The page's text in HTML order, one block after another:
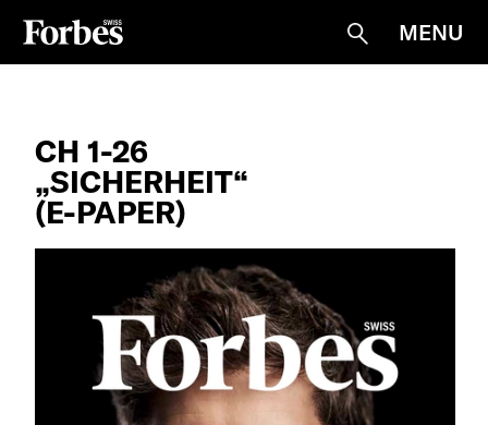
Suche
MENU
CH 1-26
„SICHERHEIT“
(E-PAPER)